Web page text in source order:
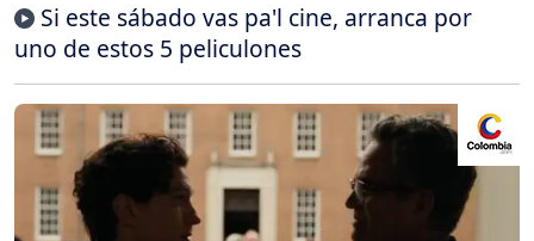
Si este sábado vas pa'l cine, arranca por
uno de estos 5 peliculones